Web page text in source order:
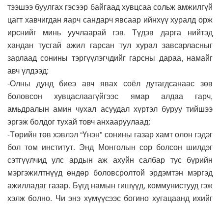
тээшээ буулгах гэсээр байгаад хувцсаа сольж амжилгүй
цагт хавчигдан яарч сандарч явсаар ийнхүү хуралд орж
ирснийг минь уучлаарай гэв. Түдэв дарга нийтэд
хандан тусгай ажил гарсан тул хурал завсарласныг
зарлаад сонины тэргүүлэгчдийг гарсны дараа, намайг
авч үлдээд:
-Олны дунд биеэ авч явах соёл дутагдсанаас зөв
боловсон хувцаслаагүйгээс ямар алдаа гарч,
амьдралын амин чухал асуудал хүртэл буруу тийшээ
эргэж болдог тухай товч анхааруулаад:
-Төрийн төв хэвлэл “Үнэн” сонины газар хамт олон гэдэг
бол том институт. Энд Монголын сор болсон шилдэг
сэтгүүлчид улс ардын аж ахуйн салбар тус бүрийн
мэргэжилтнүүд өндөр боловсролтой эрдэмтэн мэргэд
ажилладаг газар. Бүгд намын гишүүд, коммунистууд гэж
хэлж болно. Чи энэ хүмүүсээс богино хугацаанд ихийг